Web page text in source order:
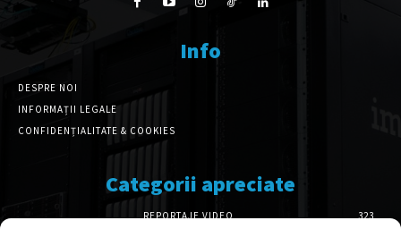
Info
DESPRE NOI
INFORMAȚII LEGALE
CONFIDENȚIALITATE & COOKIES
Categorii apreciate
REPORTAJE VIDEO
323